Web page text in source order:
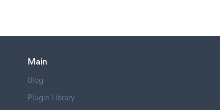
Main
Blog
Plugin Library